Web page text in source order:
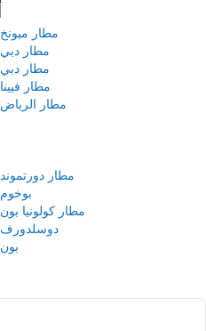
مطار ميونخ
مطار دبي
مطار دبي
مطار فيينا
مطار الرياض
مطار دورتموند
بوخوم
مطار كولونيا بون
دوسلدورف
بون